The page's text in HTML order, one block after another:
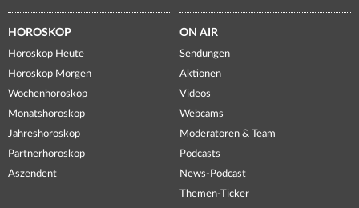
HOROSKOP
Horoskop Heute
Horoskop Morgen
Wochenhoroskop
Monatshoroskop
Jahreshoroskop
Partnerhoroskop
Aszendent
ON AIR
Sendungen
Aktionen
Videos
Webcams
Moderatoren & Team
Podcasts
News-Podcast
Themen-Ticker